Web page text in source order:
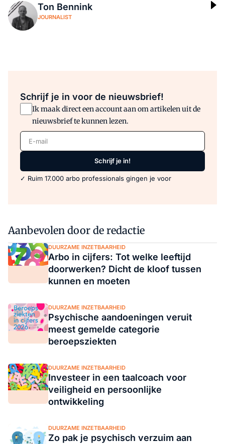
Ton Bennink
JOURNALIST
Schrijf je in voor de nieuwsbrief!
Ik maak direct een account aan om artikelen uit de
nieuwsbrief te kunnen lezen.
E-mail
Schrijf je in!
✓ Ruim 17.000 arbo professionals gingen je voor
Aanbevolen door de redactie
DUURZAME INZETBAARHEID
Arbo in cijfers: Tot welke leeftijd
doorwerken? Dicht de kloof tussen
kunnen en moeten
DUURZAME INZETBAARHEID
Psychische aandoeningen veruit
meest gemelde categorie
beroepsziekten
DUURZAME INZETBAARHEID
Investeer in een taalcoach voor
veiligheid en persoonlijke
ontwikkeling
DUURZAME INZETBAARHEID
Zo pak je psychisch verzuim aan